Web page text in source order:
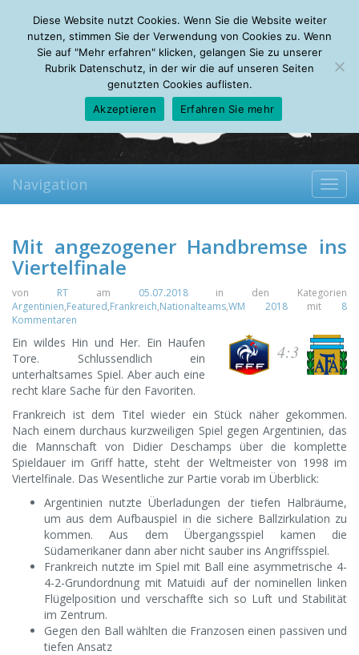
Saturday, 08.08.2026
Mein Account
About Autoren Leseempfehlungen FAQ
Navigation
Mit angezogener Handbremse ins
Viertelfinale
von RTam 05.07.2018in den Kategorien
Argentinien,Featured,Frankreich,Nationalteams,WM 2018mit 8
Kommentaren
4:3
Ein wildes Hin und Her. Ein Haufen
Tore. Schlussendlich ein
unterhaltsames Spiel. Aber auch eine
recht klare Sache für den Favoriten.
Frankreich ist dem Titel wieder ein Stück näher gekommen.
Nach einem durchaus kurzweiligen Spiel gegen Argentinien, das
die Mannschaft von Didier Deschamps über die komplette
Spieldauer im Griff hatte, steht der Weltmeister von 1998 im
Viertelfinale. Das Wesentliche zur Partie vorab im Überblick:
Argentinien nutzte Überladungen der tiefen Halbräume,
um aus dem Aufbauspiel in die sichere Ballzirkulation zu
kommen. Aus dem Übergangsspiel kamen die
Südamerikaner dann aber nicht sauber ins Angriffsspiel.
Frankreich nutzte im Spiel mit Ball eine asymmetrische 4-
4-2-Grundordnung mit Matuidi auf der nominellen linken
Flügelposition und verschaffte sich so Luft und Stabilität
im Zentrum.
Gegen den Ball wählten die Franzosen einen passiven und
tiefen Ansatz
Diese Website nutzt Cookies. Wenn Sie die Website weiter
nutzen, stimmen Sie der Verwendung von Cookies zu. Wenn
Sie auf "Mehr erfahren" klicken, gelangen Sie zu unserer
Rubrik Datenschutz, in der wir die auf unseren Seiten
genutzten Cookies auflisten.
Akzeptieren
Erfahren Sie mehr